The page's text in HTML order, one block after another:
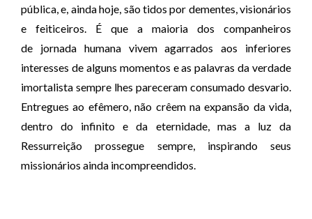
pública, e, ainda hoje, são tidos por dementes, visionários
e feiticeiros. É que a maioria dos companheiros
de
jornada humana vivem agarrados aos inferiores
interesses de alguns momentos e as palavras da verdade
imortalista sempre lhes pareceram consumado desvario.
Entregues ao efêmero, não crêem na expansão da vida,
dentro do infinito e da eternidade, mas a luz da
Ressurreição prossegue sempre, inspirando seus
missionários ainda incompreendidos.